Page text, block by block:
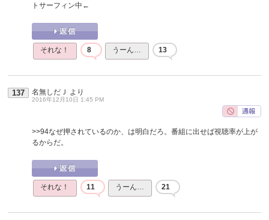
トサーフィン中←
それな！ 8 うーん… 13
137 名無しだＪ より
2016年12月10日 1:45 PM
>>94なぜ押されているのか、は明白だろ。番組に出せば視聴率が上が
るからだ。
それな！ 11 うーん… 21